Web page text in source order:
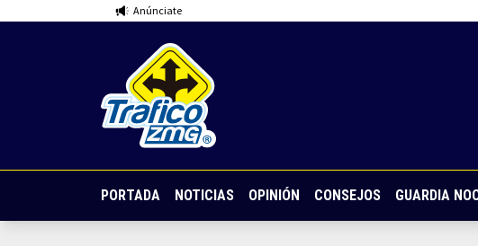
Anúnciate
PORTADA NOTICIAS OPINIÓN CONSEJOS GUARDIA